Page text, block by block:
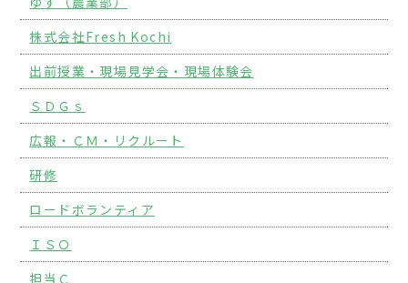
株式会社Fresh Kochi
出前授業・現場見学会・現場体験会
ＳＤＧｓ
広報・ＣＭ・リクルート
研修
ロードボランティア
ＩＳＯ
担当Ｃ